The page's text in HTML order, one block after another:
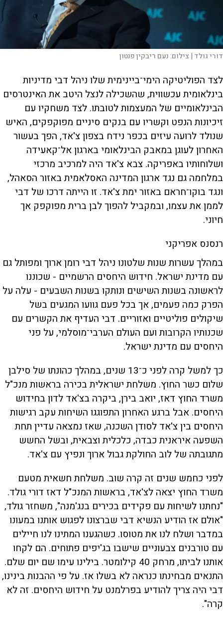
דורי גולד | צילום:נעם ריבקין פנטון
לצד הפוליטיקה הימי־ביינימית שלו ניהל דבי מדיניות
בינלאומית עכשווית, שהשכילה לנצל היטב את האינטרסים
הבינלאומיים של המעצמות לטובתו. לצד משחקיו עם
זיכיונות הנפט וקשריו עם בנקים סיניים מפוקפקים, האיש
שנולד לרועה עיזים בכפר נידח בצפון צ'אד, הפך בעשור
האחרון לעוגן במאבק הבינלאומי בארגון אל־קאעידה
ושלוחותיו באפריקה. צבא צ'אד היה למרכיב מרכזי
במלחמה גם נגד ארגון המדינה האסלאמית באזור הסאהל,
ונגד בוקו־חראם באזור ימת צ'אד. זו הייתה דרכו של דבי
לממן את עצמו, ובמקביל להפוך לבן ברית מפוקפק אך
חיוני.
רנסנס אפריקני
במהלך עשרות שנות שלטונו ניהל דבי רומן ארוך ומפותל גם
עם מדינת ישראל. חידוש היחסים הרשמיים - שכוננו
לראשונה בשנות השישים ונותקו בשנות השבעים - עלה על
הפרק כמה פעמים, אך בכל פעם גוועו המגעים בשל
שיקולים פוליטיים ואזוריים. דבי העדיף את הקשרים עם
שכנותיו הקרובות ועם העולם הערבי־מוסלמי, על פני
היחסים עם מדינת ישראל.
כך למשל קרה לפני כ־13 שנים, במהלך כהונתו של סילבן
שלום כשר החוץ. משלחת ישראלית בכירה בראשות מנכ"ל
משרד החוץ דאז, יואב בירן, ביקרה בצ'אד לדון בחידוש
היחסים. אבל ברגע האחרון התפוגגו השיחות עקב רגישות
היחסים בין צ'אד לסודן השכנה, שאז נמצאה עדיין תחת
השפעה איראנית כבדה, כלכלית וצבאית, ובשל החשש
מתגובתה של לוב החולקת גבול ארוך ונפיץ עם צ'אד.
לפני כחמש שנים זה קרה שוב. משלחת חשאית מטעם
משרד החוץ יצאה לצ'אד, בראשות המנכ"ל דאז דורי גולד.
"נחתנו לשיחות עם פקידים בכירים בנג'מנה", משחזר גולד,
"אולם אז הודיע הנשיא דבי שברצונו לפגוש אותנו במעונו
במדבר ושלח לנו את מטוסו. כשהגענו המתינו לנו חיילים
עם טורבנים צבעוניים שישבו בג'יפים פתוחים. הם לקחו
אותנו לביתו, מרחק 40 קילומטר. בילינו עימו שם יום שלם.
התנאים מבחינתו כנראה לא בשלו אז. על פי ההבנות בינינו,
דבי היה צריך להודיע בפרלמנט על חידוש היחסים. זה לא
קרה".